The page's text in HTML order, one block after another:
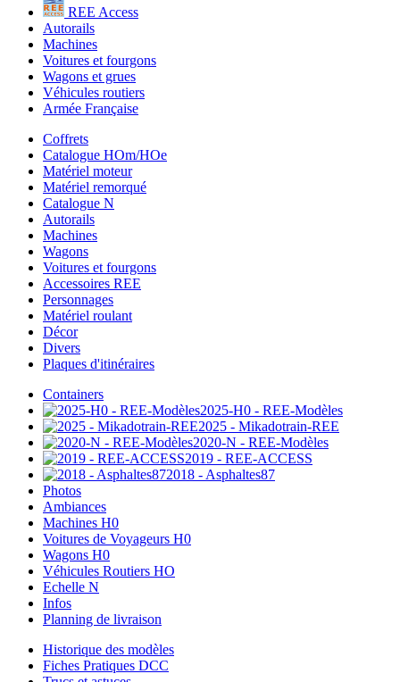
REE Access
Autorails
Machines
Voitures et fourgons
Wagons et grues
Véhicules routiers
Armée Française
Coffrets
Catalogue HOm/HOe
Matériel moteur
Matériel remorqué
Catalogue N
Autorails
Machines
Wagons
Voitures et fourgons
Accessoires REE
Personnages
Matériel roulant
Décor
Divers
Plaques d'itinéraires
Containers
2025-H0 - REE-Modèles
2025 - Mikadotrain-REE
2020-N - REE-Modèles
2019 - REE-ACCESS
2018 - Asphaltes87
Photos
Ambiances
Machines H0
Voitures de Voyageurs H0
Wagons H0
Véhicules Routiers HO
Echelle N
Infos
Planning de livraison
Historique des modèles
Fiches Pratiques DCC